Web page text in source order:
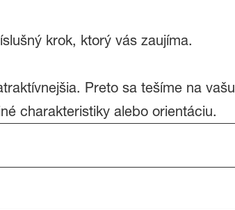
krok, ktorý vás zaujíma.
Preto sa tešíme na vašu
charakteristiky alebo orientáciu.